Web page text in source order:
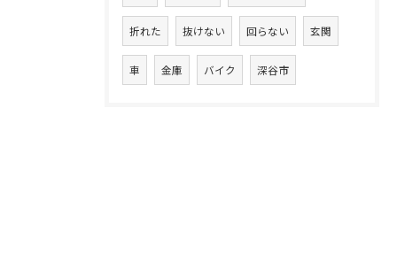
折れた 抜けない 回らない 玄関
車 金庫 バイク 深谷市